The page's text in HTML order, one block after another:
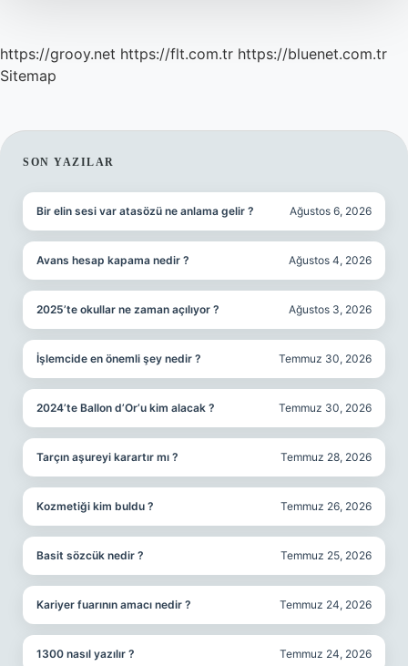
https://grooy.net https://flt.com.tr https://bluenet.com.tr
Sitemap
SIDEBAR
SON YAZILAR
Bir elin sesi var atasözü ne anlama gelir ? Ağustos 6, 2026
Avans hesap kapama nedir ? Ağustos 4, 2026
2025’te okullar ne zaman açılıyor ? Ağustos 3, 2026
İşlemcide en önemli şey nedir ? Temmuz 30, 2026
2024’te Ballon d’Or’u kim alacak ? Temmuz 30, 2026
Tarçın aşureyi karartır mı ? Temmuz 28, 2026
Kozmetiği kim buldu ? Temmuz 26, 2026
Basit sözcük nedir ? Temmuz 25, 2026
Kariyer fuarının amacı nedir ? Temmuz 24, 2026
1300 nasıl yazılır ? Temmuz 24, 2026